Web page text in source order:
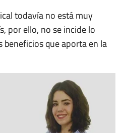
todavía no está muy
por ello, no se incide lo
que aporta en la